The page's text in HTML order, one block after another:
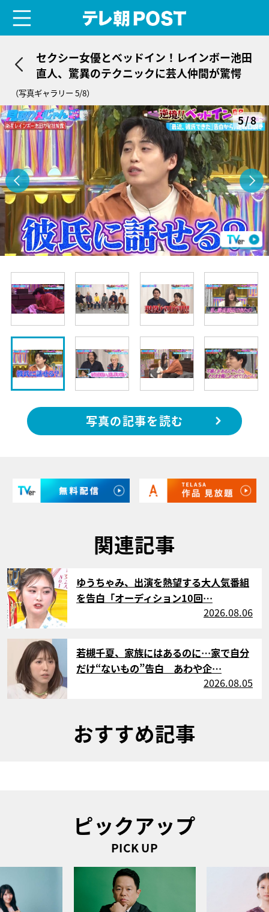
セクシー女優とベッドイン！レインボー池田
直人、驚異のテクニックに芸人仲間が驚愕
（写真ギャラリー 5/8）
5/8
写真の記事を読む
関連記事
サムネイル
ゆうちゃみ、出演を熱望する大人気番組
を告白「オーディション10回…
2026.08.06
サムネイル
若槻千夏、家族にはあるのに…家で自分
だけ“ないもの”告白 あわや企…
2026.08.05
おすすめ記事
ピックアップ
PICK UP